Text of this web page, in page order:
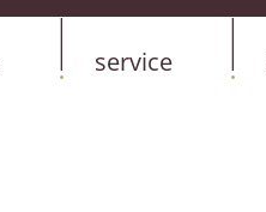
Zum Inhalt springen
service